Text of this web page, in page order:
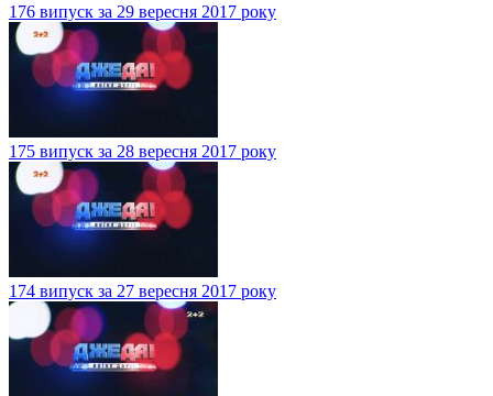
176 випуск за 29 вересня 2017 року
175 випуск за 28 вересня 2017 року
174 випуск за 27 вересня 2017 року